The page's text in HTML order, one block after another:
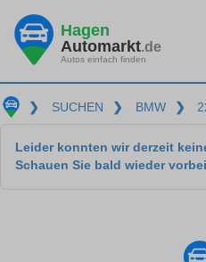
Hagen
Automarkt.de
Autos einfach finden
❯ SUCHEN ❯ BMW ❯
Leider konnten wir derzeit
Schauen Sie bald wieder